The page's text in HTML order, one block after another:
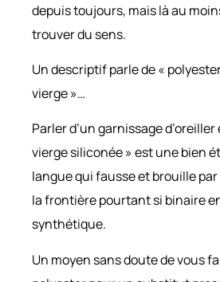
depuis toujours, mais là au
trouver du sens.
Un descriptif parle de «
vierge »…
Parler d’un garnissage
vierge siliconée » est une bien
langue qui fausse et brouille
la frontière pourtant si binaire
synthétique.
Un moyen sans doute de vous